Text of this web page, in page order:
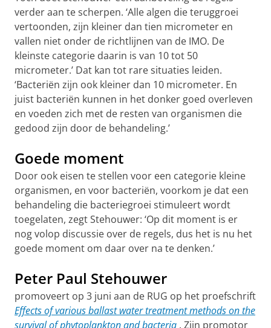
verder aan te scherpen. ‘Alle algen die teruggroei
vertoonden, zijn kleiner dan tien micrometer en
vallen niet onder de richtlijnen van de IMO. De
kleinste categorie daarin is van 10 tot 50
micrometer.’ Dat kan tot rare situaties leiden.
‘Bacteriën zijn ook kleiner dan 10 micrometer. En
juist bacteriën kunnen in het donker goed overleven
en voeden zich met de resten van organismen die
gedood zijn door de behandeling.’
Goede moment
Door ook eisen te stellen voor een categorie kleine
organismen, en voor bacteriën, voorkom je dat een
behandeling die bacteriegroei stimuleert wordt
toegelaten, zegt Stehouwer: ‘Op dit moment is er
nog volop discussie over de regels, dus het is nu het
goede moment om daar over na te denken.’
Peter Paul Stehouwer
promoveert op 3 juni aan de RUG op het proefschrift
Effects of various ballast water treatment methods on the
survival of phytoplankton and bacteria . Zijn promotor